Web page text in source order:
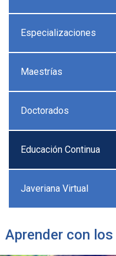
Especializaciones
Maestrías
Doctorados
Educación Continua
Javeriana Virtual
Aprender con